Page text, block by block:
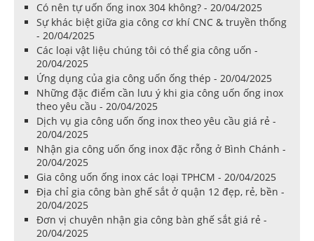
Có nên tự uốn ống inox 304 không? - 20/04/2025
Sự khác biệt giữa gia công cơ khí CNC & truyền thống
- 20/04/2025
Các loại vật liệu chúng tôi có thể gia công uốn -
20/04/2025
Ứng dụng của gia công uốn ống thép - 20/04/2025
Những đặc điểm cần lưu ý khi gia công uốn ống inox
theo yêu cầu - 20/04/2025
Dịch vụ gia công uốn ống inox theo yêu cầu giá rẻ -
20/04/2025
Nhận gia công uốn ống inox đặc rỗng ở Bình Chánh -
20/04/2025
Gia công uốn ống inox các loại TPHCM - 20/04/2025
Địa chỉ gia công bàn ghế sắt ở quận 12 đẹp, rẻ, bền -
20/04/2025
Đơn vị chuyên nhận gia công bàn ghế sắt giá rẻ -
20/04/2025